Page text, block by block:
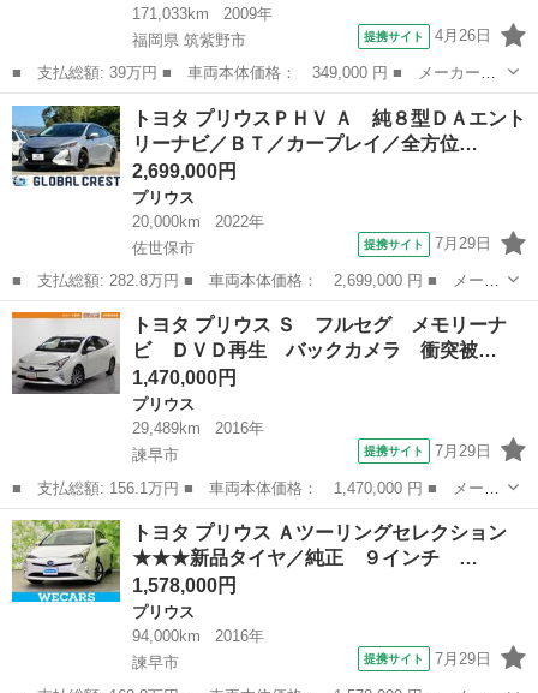
171,033km
2009年
福岡県 筑紫野市
提携サイト 4月26日
■ 支払総額: 39万円 ■ 車両本体価格： 349,000 円 ■ メーカー
名： トヨタ ■ 車種名： プリウス ■ グレード名： Ｓ 純正Ｈ
ＤＤナビＴＶ・Ｂカメラ・スマートキー・プッシュスタート・オート
ライト・本革ステ...
福岡 筑紫野市 プリウス
トヨタ プリウスＰＨＶ Ａ 純８型ＤＡエント
リーナビ／ＢＴ／カープレイ／全方位…
2,699,000円
プリウス
20,000km
2022年
佐世保市
提携サイト 7月29日
■ 支払総額: 282.8万円 ■ 車両本体価格： 2,699,000 円 ■ メーカ
ー名： トヨタ ■ 車種名： プリウスＰＨＶ ■ グレード名：
Ａ 純８型ＤＡエントリーナビ／ＢＴ／カープレイ／全方位Ｍ・革ヒ
ータＨ／ス...
長崎 佐世保市 プリウス
トヨタ プリウス Ｓ フルセグ メモリーナ
ビ ＤＶＤ再生 バックカメラ 衝突被…
1,470,000円
プリウス
29,489km
2016年
諫早市
提携サイト 7月29日
■ 支払総額: 156.1万円 ■ 車両本体価格： 1,470,000 円 ■ メーカ
ー名： トヨタ ■ 車種名： プリウス ■ グレード名： Ｓ フル
セグ メモリーナビ ＤＶＤ再生 バックカメラ 衝突被害軽減シス
テム Ｅ...
長崎 諫早市 プリウス
トヨタ プリウス Ａツーリングセレクション
★★★新品タイヤ／純正 ９インチ …
1,578,000円
プリウス
94,000km
2016年
諫早市
提携サイト 7月29日